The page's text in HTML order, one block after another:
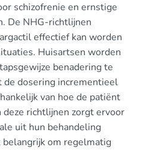
schizofrenie en ernstige
De NHG-richtlijnen
effectief kan worden
Huisartsen worden
benadering te
dosering incrementieel
van hoe de patiënt
richtlijnen zorgt ervoor
uit hun behandeling
om regelmatig